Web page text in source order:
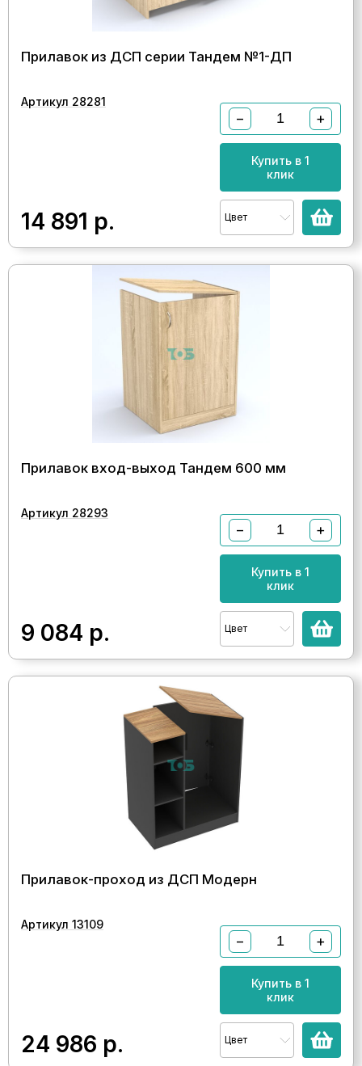
Прилавок из ДСП серии Тандем №1-ДП
Артикул 28281
14 891 р.
− +
Купить в 1
клик
Цвет
Прилавок вход-выход Тандем 600 мм
Артикул 28293
9 084 р.
− +
Купить в 1
клик
Цвет
Прилавок-проход из ДСП Модерн
Артикул 13109
24 986 р.
− +
Купить в 1
клик
Цвет